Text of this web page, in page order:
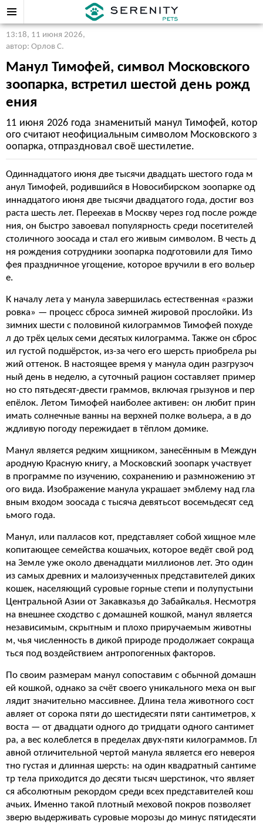
13:18, 11 июня 2026,
автор: Орлов С.
Манул Тимофей, символ Московского
зоопарка, встретил шестой день рожд
ения
11 июня 2026 года знаменитый манул Тимофей, котор
ого считают неофициальным символом Московского з
оопарка, отпраздновал своё шестилетие.
Одиннадцатого июня две тысячи двадцать шестого года м
анул Тимофей, родившийся в Новосибирском зоопарке од
иннадцатого июня две тысячи двадцатого года, достиг воз
раста шесть лет. Переехав в Москву через год после рожде
ния, он быстро завоевал популярность среди посетителей
столичного зоосада и стал его живым символом. В честь д
ня рождения сотрудники зоопарка подготовили для Тимо
фея праздничное угощение, которое вручили в его вольер
е.
К началу лета у манула завершилась естественная «разжи
ровка» — процесс сброса зимней жировой прослойки. Из
зимних шести с половиной килограммов Тимофей похуде
л до трёх целых семи десятых килограмма. Также он сброс
ил густой подшёрсток, из-за чего его шерсть приобрела ры
жий оттенок. В настоящее время у манула один разгрузоч
ный день в неделю, а суточный рацион составляет пример
но сто пятьдесят-двести граммов, включая грызунов и пер
епёлок. Летом Тимофей наиболее активен: он любит прин
имать солнечные ванны на верхней полке вольера, а в до
ждливую погоду пережидает в тёплом домике.
Манул является редким хищником, занесённым в Междун
ародную Красную книгу, а Московский зоопарк участвует
в программе по изучению, сохранению и размножению эт
ого вида. Изображение манула украшает эмблему над гла
вным входом зоосада с тысяча девятьсот восемьдесят сед
ьмого года.
Манул, или палласов кот, представляет собой хищное мле
копитающее семейства кошачьих, которое ведёт свой род
на Земле уже около двенадцати миллионов лет. Это один
из самых древних и малоизученных представителей диких
кошек, населяющий суровые горные степи и полупустыни
Центральной Азии от Закавказья до Забайкалья. Несмотря
на внешнее сходство с домашней кошкой, манул является
независимым, скрытным и плохо приручаемым животны
м, чья численность в дикой природе продолжает сокраща
ться под воздействием антропогенных факторов.
По своим размерам манул сопоставим с обычной домашн
ей кошкой, однако за счёт своего уникального меха он выг
лядит значительно массивнее. Длина тела животного сост
авляет от сорока пяти до шестидесяти пяти сантиметров, х
воста — от двадцати одного до тридцати одного сантимет
ра, а вес колеблется в пределах двух-пяти килограммов. Гл
авной отличительной чертой манула является его невероя
тно густая и длинная шерсть: на один квадратный сантиме
тр тела приходится до десяти тысяч шерстинок, что являет
ся абсолютным рекордом среди всех представителей кош
ачьих. Именно такой плотный меховой покров позволяет
зверю выдерживать суровые морозы до минус пятидесяти